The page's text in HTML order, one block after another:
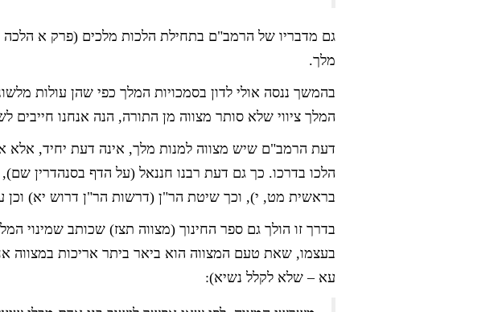
גם מדבריו של הרמב"ם בתחילת הלכות מלכים (פרק א הלכה
מלך.
בהמשך ננסה אולי לדון בסמכויות המלך כפי שהן עולות
המלך ציווי שלא סותר מצווה מן התורה, הנה אנחנו חייבים
דעת הרמב"ם שיש מצווה למנות מלך, אינה דעת יחיד, אלא
הלכו בדרכו. כך גם דעת רבנו חננאל (על הדף בסנהדרין
בראשית מט, י), וכך שיטת הר"ן (דרשות הר"ן דרוש יא) וכן
בדרך זו הולך גם ספר החינוך (מצווה תצז) שכותב שמינוי
בעצמו, שאת טעם המצווה הוא ביאר ביתר אריכות במצווה
עא – שלא לקלל נשיא):